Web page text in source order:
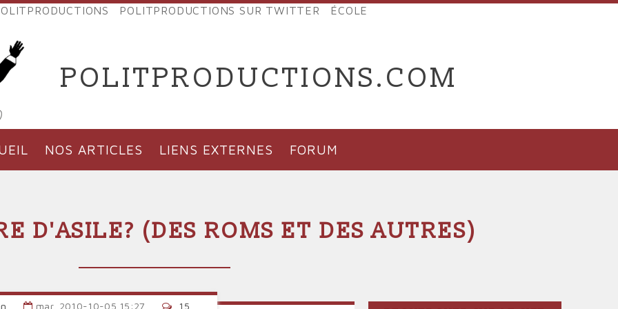
POLITPRODUCTIONS SUR TWITTER ÉCOLE
POLITPRODUCTIONS.COM
NOS ARTICLES LIENS EXTERNES FORUM
D'ASILE? (DES ROMS ET DES AUTRES)
mar, 2010-10-05 15:27 15